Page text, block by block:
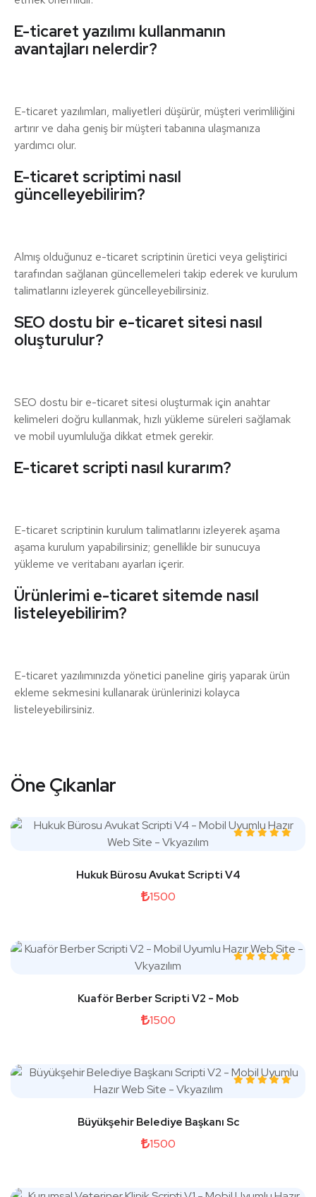
E-ticaret yazılımı kullanmanın
avantajları nelerdir?
E-ticaret yazılımları, maliyetleri düşürür, müşteri verimliliğini
artırır ve daha geniş bir müşteri tabanına ulaşmanıza
yardımcı olur.
E-ticaret scriptimi nasıl
güncelleyebilirim?
Almış olduğunuz e-ticaret scriptinin üretici veya geliştirici
tarafından sağlanan güncellemeleri takip ederek ve kurulum
talimatlarını izleyerek güncelleyebilirsiniz.
SEO dostu bir e-ticaret sitesi nasıl
oluşturulur?
SEO dostu bir e-ticaret sitesi oluşturmak için anahtar
kelimeleri doğru kullanmak, hızlı yükleme süreleri sağlamak
ve mobil uyumluluğa dikkat etmek gerekir.
E-ticaret scripti nasıl kurarım?
E-ticaret scriptinin kurulum talimatlarını izleyerek aşama
aşama kurulum yapabilirsiniz; genellikle bir sunucuya
yükleme ve veritabanı ayarları içerir.
Ürünlerimi e-ticaret sitemde nasıl
listeleyebilirim?
E-ticaret yazılımınızda yönetici paneline giriş yaparak ürün
ekleme sekmesini kullanarak ürünlerinizi kolayca
listeleyebilirsiniz.
Öne Çıkanlar
Hukuk Bürosu Avukat Scripti V4
1500
Kuaför Berber Scripti V2 - Mob
1500
Büyükşehir Belediye Başkanı Sc
1500